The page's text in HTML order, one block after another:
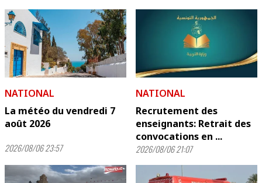
NATIONAL
La météo du vendredi 7
août 2026
2026/08/06 23:57
NATIONAL
Recrutement des
enseignants: Retrait des
convocations en ...
2026/08/06 21:07